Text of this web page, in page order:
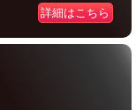
詳細はこちら